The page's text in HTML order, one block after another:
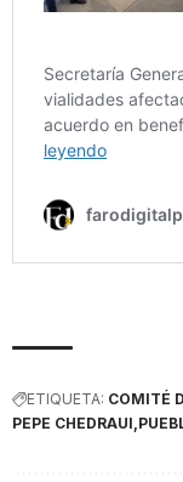
ETIQUETA: COMITÉ
PEPE CHEDRAUI